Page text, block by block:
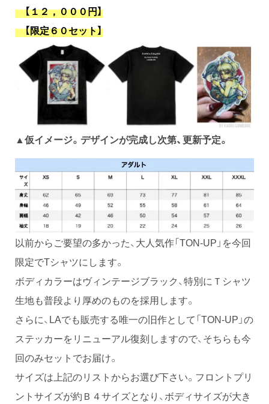
【１２，０００円】
【限定６０セット】
▲仮イメージ。デザインが完成し次第、更新予定。
以前からご要望の多かった、大人気作「TON-UP」を今回
限定でTシャツにします。
ボディカラーはヴィンテージブラック、特別にＴシャツ
生地も普段より厚めのものを採用します。
さらに、LAでも販売する唯一の旧作として「TON-UP」の
ステッカーをリニューアル復刻しますので、そちらも今
回のみセットでお届け。
サイズは上記のリストからお選び下さい。フロントプリ
ントサイズが約Ｂ４サイズとなり、ボディサイズが大き